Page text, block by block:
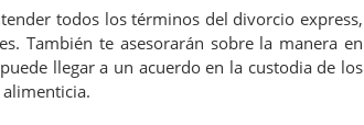
todos los términos del divorcio express,
También te asesorarán sobre la manera en
llegar a un acuerdo en la custodia de los